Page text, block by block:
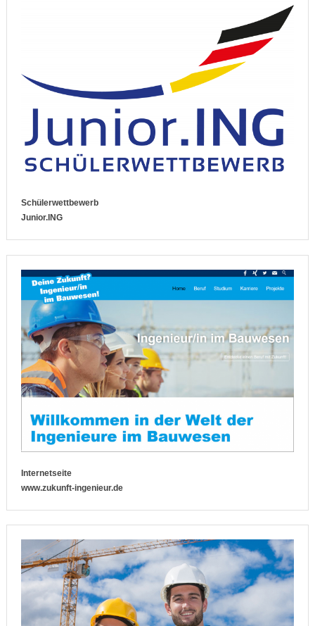
Schülerwettbewerb
Junior.ING
Internetseite
www.zukunft-ingenieur.de